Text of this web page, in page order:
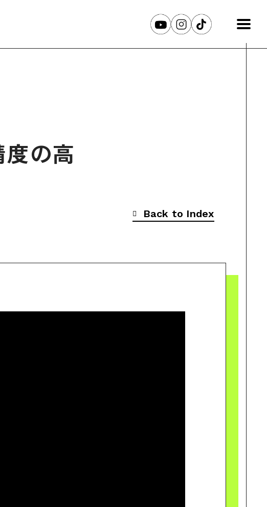
の高
Back to Index